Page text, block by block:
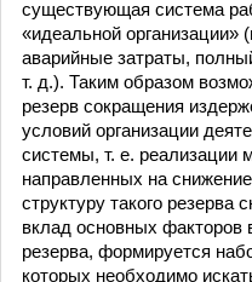
существующая система
«идеальной организации»
аварийные затраты,
т. д.). Таким образом
резерв сокращения
условий организации
системы, т. е. реализации
направленных на
структуру такого резерва
вклад основных факторов
резерва, формируется
которых необходимо